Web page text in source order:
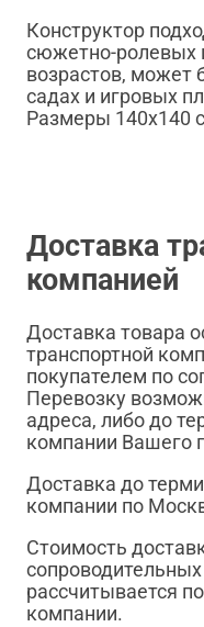
Конструктор
сюжетно-ролевых
возрастов, может
садах и игровых
Размеры 140х140
Доставка
компанией
Доставка товара
транспортной
покупателем по
Перевозку
адреса, либо до
компании Вашего
Доставка до
компании по
Стоимость
рассчитывается
компании.